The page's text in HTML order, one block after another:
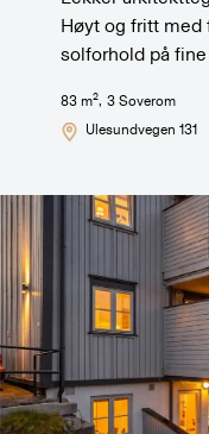
Høyt og fritt
solforhold på
83 m2, 3Soverom
Ulesundvegen 131